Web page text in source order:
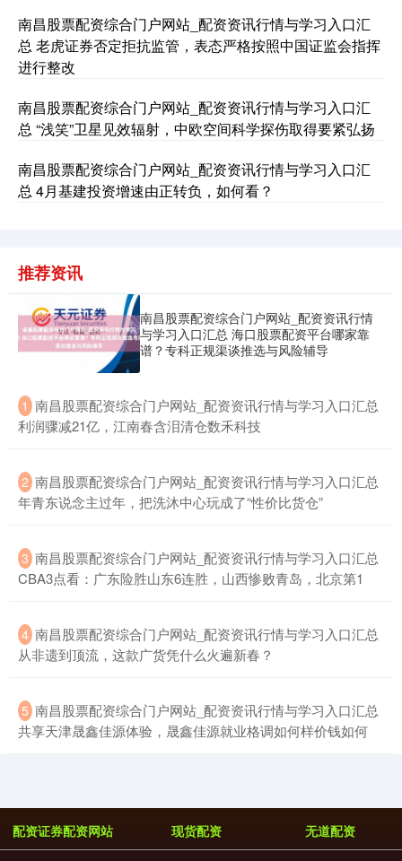
南昌股票配资综合门户网站_配资资讯行情与学习入口汇
总 老虎证券否定拒抗监管，表态严格按照中国证监会指挥
进行整改
南昌股票配资综合门户网站_配资资讯行情与学习入口汇
总 “浅笑”卫星见效辐射，中欧空间科学探伤取得要紧弘扬
南昌股票配资综合门户网站_配资资讯行情与学习入口汇
总 4月基建投资增速由正转负，如何看？
推荐资讯
南昌股票配资综合门户网站_配资资讯行情
与学习入口汇总 海口股票配资平台哪家靠
谱？专科正规渠谈推选与风险辅导
1 ​南昌股票配资综合门户网站_配资资讯行情与学习入口汇总
利润骤减21亿，江南春含泪清仓数禾科技
2 ​南昌股票配资综合门户网站_配资资讯行情与学习入口汇总
年青东说念主过年，把洗沐中心玩成了“性价比货仓”
3 ​南昌股票配资综合门户网站_配资资讯行情与学习入口汇总
CBA3点看：广东险胜山东6连胜，山西惨败青岛，北京第1
4 ​南昌股票配资综合门户网站_配资资讯行情与学习入口汇总
从非遗到顶流，这款广货凭什么火遍新春？
5 ​南昌股票配资综合门户网站_配资资讯行情与学习入口汇总
共享天津晟鑫佳源体验，晟鑫佳源就业格调如何样价钱如何
配资证券配资网站 现货配资 无道配资